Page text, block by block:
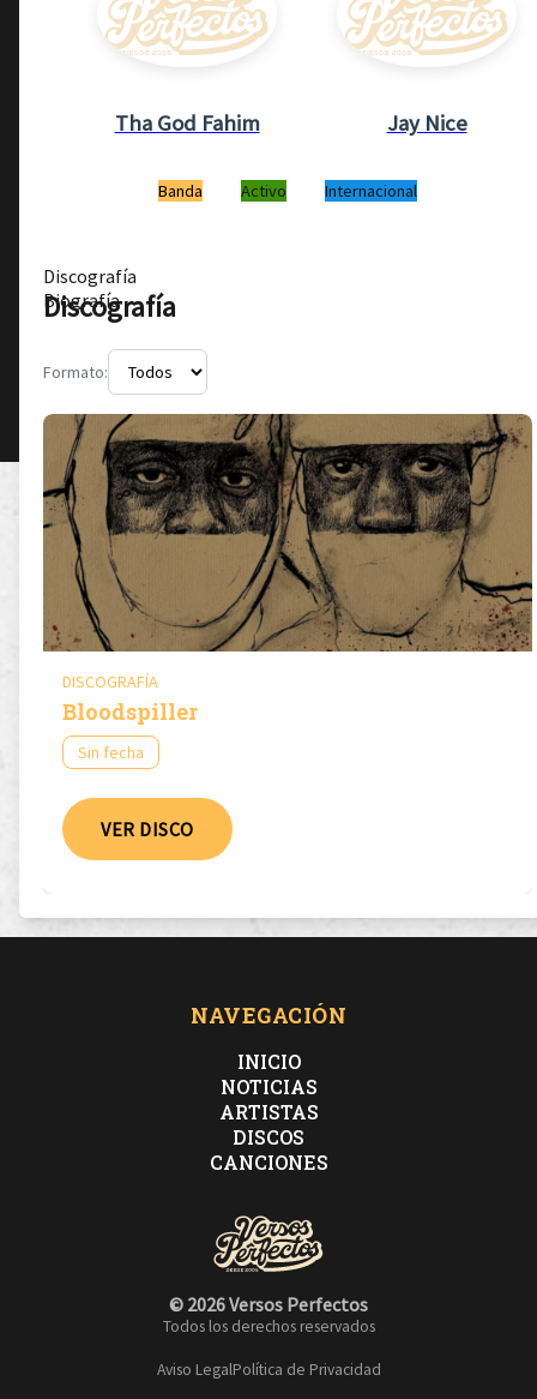
Tha God Fahim Jay Nice
Banda Activo Internacional
Discografía
Biografía
Discografía
Formato:
DISCOGRAFÍA
Bloodspiller
Sin fecha
VER DISCO
NAVEGACIÓN
INICIO
NOTICIAS
ARTISTAS
DISCOS
CANCIONES
© 2026 Versos Perfectos
Todos los derechos reservados
Aviso LegalPolítica de Privacidad